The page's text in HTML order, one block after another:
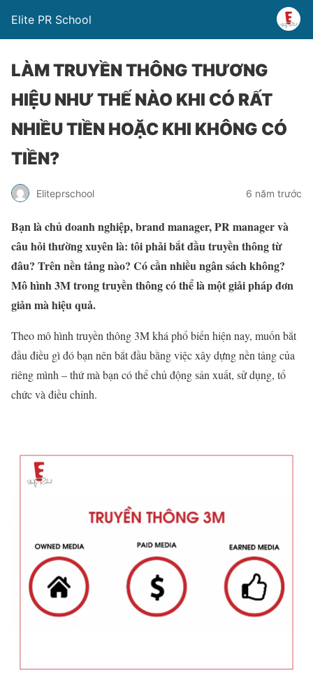
Elite PR School
LÀM TRUYỀN THÔNG THƯƠNG
HIỆU NHƯ THẾ NÀO KHI CÓ RẤT
NHIỀU TIỀN HOẶC KHI KHÔNG CÓ
TIỀN?
Eliteprschool 6 năm trước
Bạn là chủ doanh nghiệp, brand manager, PR manager và
câu hỏi thường xuyên là: tôi phải bắt đầu truyền thông từ
đâu? Trên nền tảng nào? Có cần nhiều ngân sách không?
Mô hình 3M trong truyền thông có thể là một giải pháp đơn
giản mà hiệu quả.
Theo mô hình truyền thông 3M khá phổ biến hiện nay, muốn bắt
đầu điều gì đó bạn nên bắt đầu bằng việc xây dựng nền tảng của
riêng mình – thứ mà bạn có thể chủ động sản xuất, sử dụng, tổ
chức và điều chỉnh.